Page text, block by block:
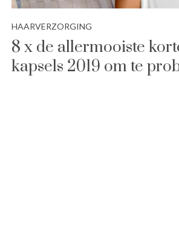
HAARVERZORGING
8 x de allermooiste
kapsels 2019 om te